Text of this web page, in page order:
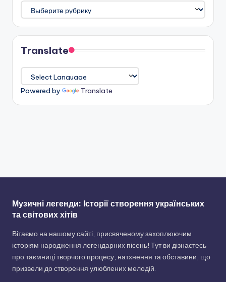
Категорії
Translate
Powered by Translate
Музичні легенди: Історії створення українських
та світових хітів
Вітаємо на нашому сайті, присвяченому захоплюючим
історіям народження легендарних пісень! Тут ви дізнаєтесь
про таємниці творчого процесу, натхнення та обставини, що
призвели до створення улюблених мелодій.